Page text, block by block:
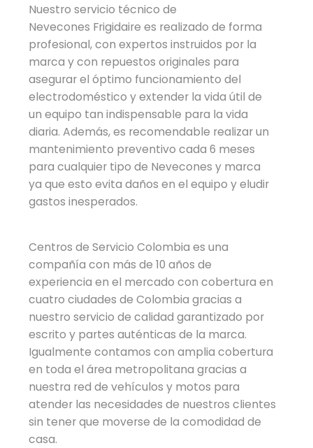
Nuestro servicio técnico de
Nevecones Frigidaire es realizado de forma
profesional, con expertos instruidos por la
marca y con repuestos originales para
asegurar el óptimo funcionamiento del
electrodoméstico y extender la vida útil de
un equipo tan indispensable para la vida
diaria. Además, es recomendable realizar un
mantenimiento preventivo cada 6 meses
para cualquier tipo de Nevecones y marca
ya que esto evita daños en el equipo y eludir
gastos inesperados.
Centros de Servicio Colombia es una
compañía con más de 10 años de
experiencia en el mercado con cobertura en
cuatro ciudades de Colombia gracias a
nuestro servicio de calidad garantizado por
escrito y partes auténticas de la marca.
Igualmente contamos con amplia cobertura
en toda el área metropolitana gracias a
nuestra red de vehículos y motos para
atender las necesidades de nuestros clientes
sin tener que moverse de la comodidad de
casa.